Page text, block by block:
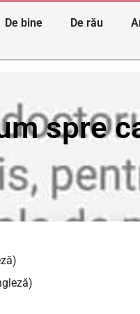
De bine De rău
spre